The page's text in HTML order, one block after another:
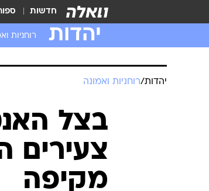
חדשות
יהדות רוחניות
יהדות/רוחניות ואמונה
צעירים
מקיפה